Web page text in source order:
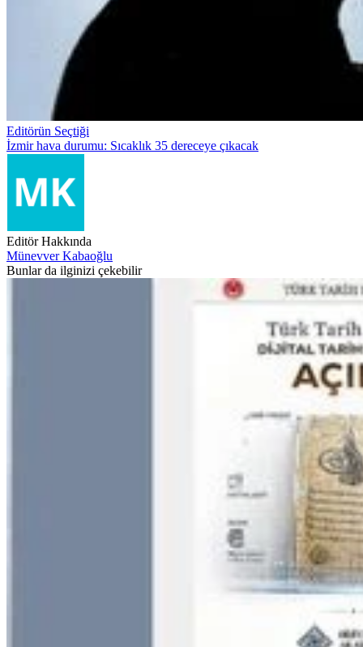
Editörün Seçtiği
İzmir hava durumu: Sıcaklık 35 dereceye çıkacak
Editör Hakkında
Münevver Kabaoğlu
Bunlar da ilginizi çekebilir